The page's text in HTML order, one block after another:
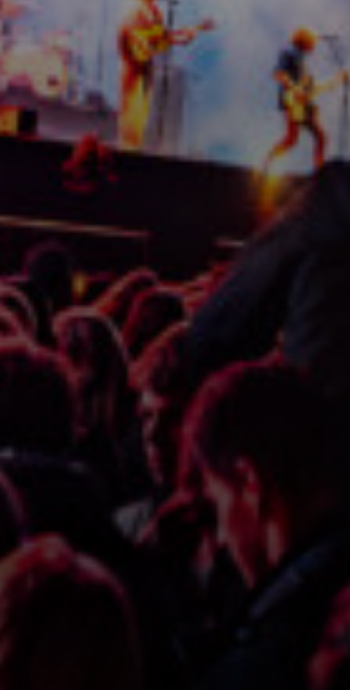
Festival info
Alles wat je zou willen weten
Updates
Nieuws en Media Plaatjes kijken
Oerrock onmogelijk zijn
- Offs
van Nederland!